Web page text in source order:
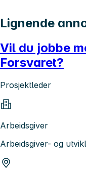
Lignende
Vil du jobbe
Forsvaret?
Prosjektleder
Arbeidsgiver
Arbeidsgiver- og